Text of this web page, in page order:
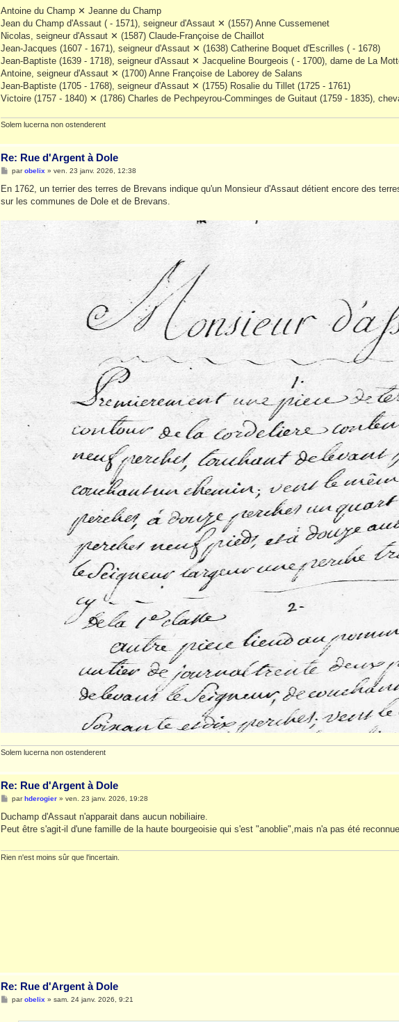
Antoine du Champ ✕ Jeanne du Champ
Jean du Champ d'Assaut ( - 1571), seigneur d'Assaut ✕ (1557) Anne Cussemenet
Nicolas, seigneur d'Assaut ✕ (1587) Claude-Françoise de Chaillot
Jean-Jacques (1607 - 1671), seigneur d'Assaut ✕ (1638) Catherine Boquet d'Escrilles ( - 1678)
Jean-Baptiste (1639 - 1718), seigneur d'Assaut ✕ Jacqueline Bourgeois ( - 1700), dame de La
Antoine, seigneur d'Assaut ✕ (1700) Anne Françoise de Laborey de Salans
Jean-Baptiste (1705 - 1768), seigneur d'Assaut ✕ (1755) Rosalie du Tillet (1725 - 1761)
Victoire (1757 - 1840) ✕ (1786) Charles de Pechpeyrou-Comminges de Guitaut (1759 - 1835),
Solem lucerna non ostenderent
Re: Rue d'Argent à Dole
M
s
a
e
parobelix» ven. 23 janv. 2026, 12:38
En 1762, un terrier des terres de Brevans indique qu'un Monsieur d'Assaut détient encore des
sur les communes de Dole et de Brevans.
Solem lucerna non ostenderent
Re: Rue d'Argent à Dole
M
s
a
par hderogier» ven. 23 janv. 2026, 19:28
Duchamp d'Assaut n'apparait dans aucun nobiliaire.
Peut être s'agit-il d'une famille de la haute bourgeoisie qui s'est "anoblie",mais n'a pas été
Rien n'est moins sûr que l'incertain.
Re: Rue d'Argent à Dole
Mparobelix» sam. 24 janv. 2026, 9:21